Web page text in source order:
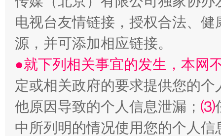
受贿1.44亿！段成刚被判无期
电视台友情链接，授权合法、
源，并可添加相应链接。
●就下列相关事宜的发生，本网
定或相关政府的要求提供您的个
他原因导致的个人信息泄漏； ⑶
中所列明的情况使用您的个人